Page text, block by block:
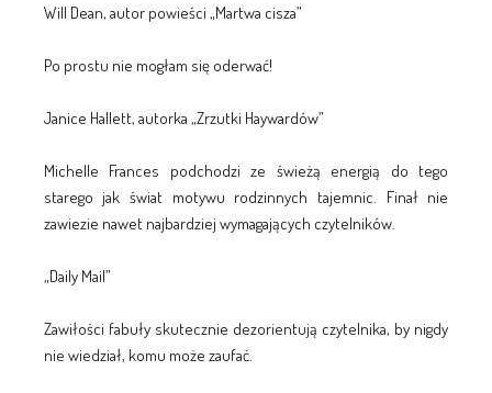
Will Dean, autor powieści „Martwa cisza”
Po prostu nie mogłam się oderwać!
Janice Hallett, autorka „Zrzutki Haywardów”
Michelle Frances podchodzi ze świeżą energią do tego
starego jak świat motywu rodzinnych tajemnic. Finał nie
zawiezie nawet najbardziej wymagających czytelników.
„Daily Mail”
Zawiłości fabuły skutecznie dezorientują czytelnika, by nigdy
nie wiedział, komu może zaufać.